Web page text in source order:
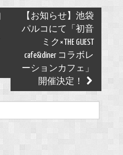
【お知らせ】池袋
パルコにて「初音
ミク×THE GUEST
cafe&diner コラボレ
ーションカフェ」
開催決定！